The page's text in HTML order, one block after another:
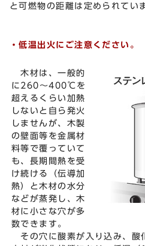
と可燃物の距離は定められてい
・低温出火にご注意ください。
木材は、一般的
に260～400℃を
超えるくらい加熱
しないと自ら発火
しませんが、木製
の壁面等を金属材
料等で覆っていて
も、長期間熱を受
け続ける（伝導加
熱）と木材の水分
などが蒸発し、木
材に小さな穴が多
数できます。
その穴に酸素が入り込み、酸